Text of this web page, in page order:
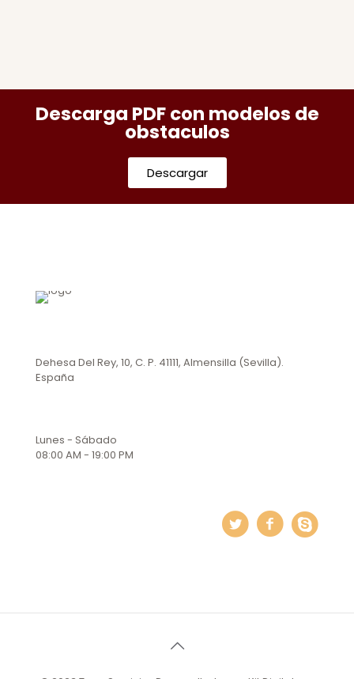
Descarga PDF con modelos de
obstaculos
Descargar
Dehesa Del Rey, 10, C. P. 41111, Almensilla (Sevilla).
España
Lunes - Sábado
08:00 AM - 19:00 PM